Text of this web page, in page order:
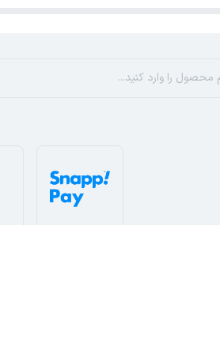
برای ترکیب با لباس‌های روشن‌تر و
و زمستانی شما باشد.